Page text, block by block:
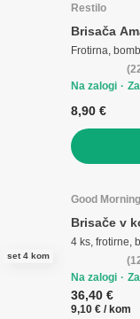
Restilo
Brisača
Frotirna,
(
Na zalogi
8,90 €
set 4 kom
Good Morning
Brisače v
4 ks, frotirne,
(
Na zalogi
36,40 €
9,10 € / kom